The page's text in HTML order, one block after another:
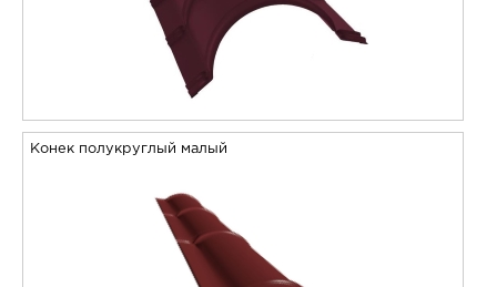
Конек полукруглый малый